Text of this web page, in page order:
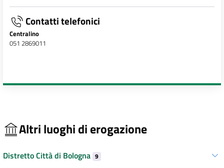
Contatti telefonici
Centralino
051 2869011
Altri luoghi di erogazione
Distretto Città di Bologna 9